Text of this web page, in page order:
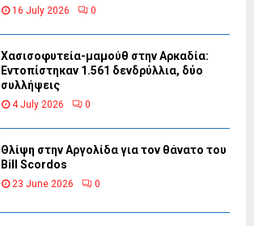
16 July 2026 0
Χασισοφυτεία-μαμούθ στην Αρκαδία:
Εντοπίστηκαν 1.561 δενδρύλλια, δύο
συλλήψεις
4 July 2026 0
Θλίψη στην Αργολίδα για τον θάνατο του
Bill Scordos
23 June 2026 0